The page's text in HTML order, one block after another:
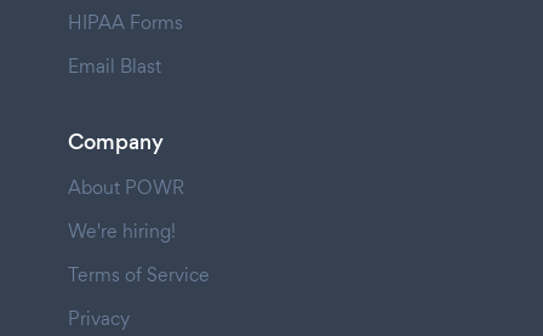
HIPAA Forms
Email Blast
Company
About POWR
We're hiring!
Terms of Service
Privacy